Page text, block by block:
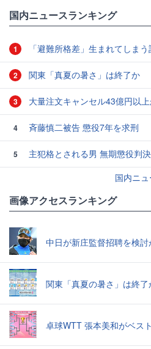
国内ニュースランキング
1 「避難所格差」生まれてしまう
2 関東「真夏の暑さ」は終了か
3 大量注文キャンセル43億円以
4 斉藤慎二被告 懲役7年を求刑
5
主犯格とされる男 無期懲役判決
国内ニ
画像アクセスランキング
中日が新庄監督招聘を検討
関東「真夏の暑さ」は終了
卓球WTT 張本美和がベス